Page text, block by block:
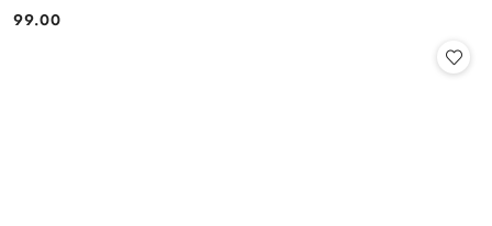
Cena:
99.00